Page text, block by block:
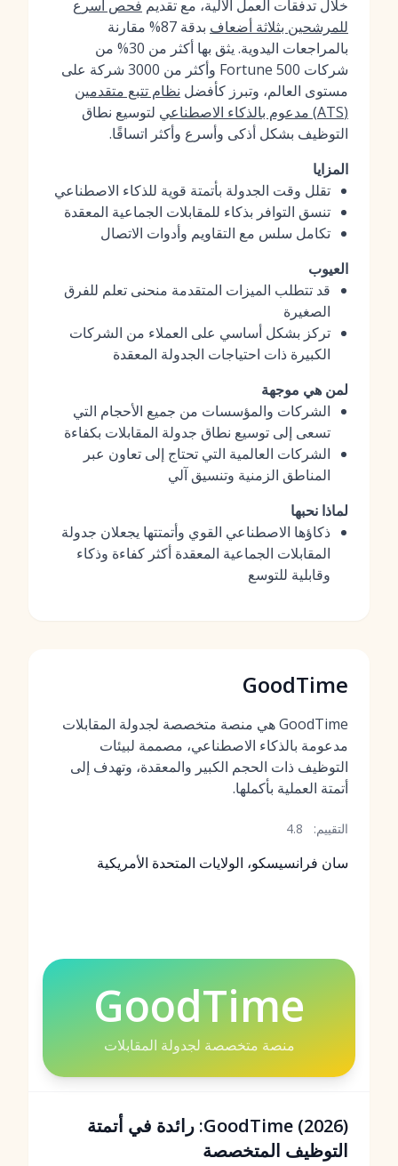
خلال تدفقات العمل الآلية، مع تقديم فحص أسرع
للمرشحين بثلاثة أضعاف
بدقة 87% مقارنة
بالمراجعات اليدوية. يثق بها أكثر من 30% من
شركات Fortune 500 وأكثر من 3000 شركة على
مستوى العالم، وتبرز كأفضل نظام تتبع متقدمين
(ATS) مدعوم بالذكاء الاصطناعي
لتوسيع نطاق
التوظيف بشكل أذكى وأسرع وأكثر اتساقًا.
المزايا
تقلل وقت الجدولة بأتمتة قوية للذكاء الاصطناعي
تنسق التوافر بذكاء للمقابلات الجماعية المعقدة
تكامل سلس مع التقاويم وأدوات الاتصال
العيوب
قد تتطلب الميزات المتقدمة منحنى تعلم للفرق
الصغيرة
تركز بشكل أساسي على العملاء من الشركات
الكبيرة ذات احتياجات الجدولة المعقدة
لمن هي موجهة
الشركات والمؤسسات من جميع الأحجام التي
تسعى إلى توسيع نطاق جدولة المقابلات بكفاءة
الشركات العالمية التي تحتاج إلى تعاون عبر
المناطق الزمنية وتنسيق آلي
لماذا نحبها
ذكاؤها الاصطناعي القوي وأتمتتها يجعلان جدولة
المقابلات الجماعية المعقدة أكثر كفاءة وذكاء
وقابلية للتوسع
GoodTime
GoodTime هي منصة متخصصة لجدولة المقابلات
مدعومة بالذكاء الاصطناعي، مصممة لبيئات
التوظيف ذات الحجم الكبير والمعقدة، وتهدف إلى
أتمتة العملية بأكملها.
التقييم: 4.8
سان فرانسيسكو، الولايات المتحدة الأمريكية
GoodTime
منصة متخصصة لجدولة المقابلات
GoodTime (2026): رائدة في أتمتة
التوظيف المتخصصة